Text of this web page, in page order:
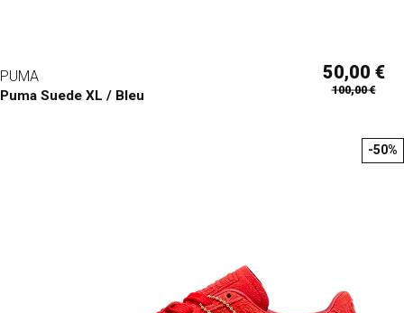
PUMA
Puma Suede XL / Bleu
50,00 €
100,00 €
-50%